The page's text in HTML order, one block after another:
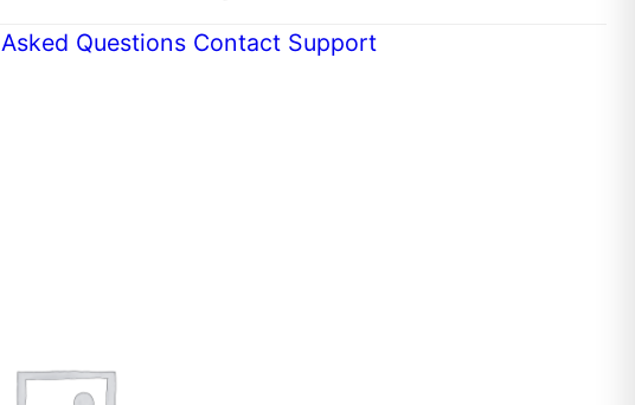
Questions Contact Support